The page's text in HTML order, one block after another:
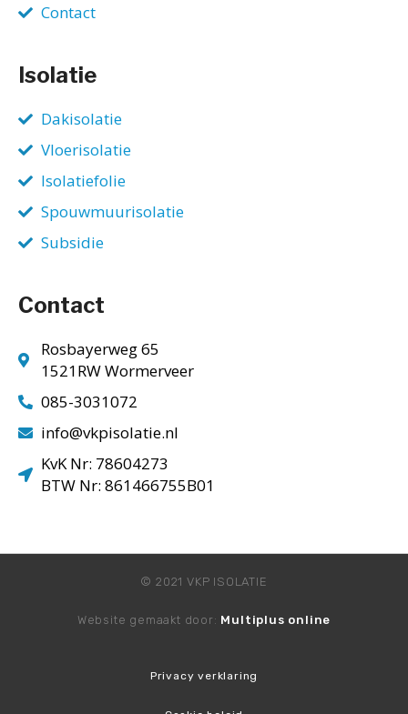
Contact
Isolatie
Dakisolatie
Vloerisolatie
Isolatiefolie
Spouwmuurisolatie
Subsidie
Contact
Rosbayerweg 65
1521RW Wormerveer
085-3031072
info@vkpisolatie.nl
KvK Nr: 78604273
BTW Nr: 861466755B01
© 2021 VKP ISOLATIE
Website gemaakt door: Multiplus online
Privacy verklaring